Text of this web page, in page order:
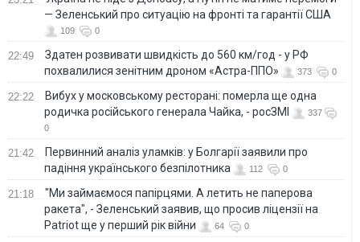
— Зеленський про ситуацію на фронті та гарантії США
109 0
22:49
Здатен розвивати швидкість до 560 км/год - у РФ
похвалилися зенітним дроном «Астра-ППО»
373 0
22:22
Вибух у московському ресторані: померла ще одна
родичка російського генерала Чайка, - росЗМІ
337
0
21:42
Первинний аналіз уламків: у Болгарії заявили про
падіння українського безпілотника
112 0
21:18
"Ми займаємося папірцями. А летить не паперова
ракета", - Зеленський заявив, що просив ліцензії на
Patriot ще у перший рік війни
64 0